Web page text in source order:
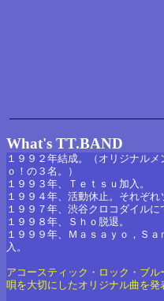
What's TT.BAND
１９９２年結成。（オリジナル
ｏ！の３名。）
１９９３年、Ｔｅｔｓｕ加入。
１９９４年、活動休止。それぞれ
１９９７年、渋谷クロコダイルに
１９９８年、Ｓｈｏ脱退。
１９９９年、Ｍａｓａｙｏ，Ｓ
入。
アコースティック・ロック・ブル
唄を大切にしたオリジナル曲を発